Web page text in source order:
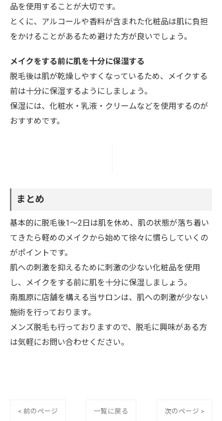
品を使用することが大切です。
とくに、アルコールや香料が含まれた化粧品は肌に負担
をかけることがあるため避けた方が良いでしょう。
メイクをする前に肌を十分に保湿する
脱毛後は肌が乾燥しやすくなっているため、メイクする
前は十分に保湿するようにしましょう。
保湿には、化粧水・乳液・クリームなどを使用するのが
おすすめです。
まとめ
基本的に脱毛後1～2日は肌を休め、肌の状態が落ち着い
てきたら軽めのメイクから始めて徐々に慣らしていくの
がポイントです。
肌への刺激を抑えるために刺激の少ない化粧品を使用
し、メイクをする前に肌を十分に保湿しましょう。
南風原に店舗を構える当サロンは、肌への刺激が少ない
施術を行っております。
メンズ脱毛も行っておりますので、脱毛に興味がある方
は気軽にお問い合わせください。
< 前のページ 一覧に戻る 次のページ >